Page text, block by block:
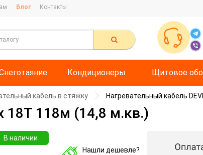
Блог Контакты
Кондиционеры Щитовое
кабель в стяжку Нагревательный кабель
18T 118м (14,8 м.кв.)
В наличии
Нашли дешевле?